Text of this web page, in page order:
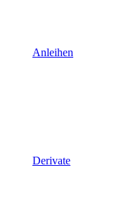
Anleihen
Derivate